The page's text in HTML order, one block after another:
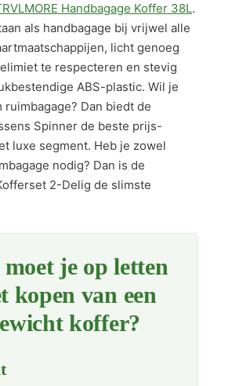
Handbagage Koffer 38L.
als handbagage bij vrijwel alle
licht genoeg
te respecteren en stevig
ABS-plastic. Wil je
ruimbagage? Dan biedt de
Spinner de beste prijs-
luxe segment. Heb je zowel
nodig? Dan is de
2-Delig de slimste
je op letten
kopen van een
koffer?